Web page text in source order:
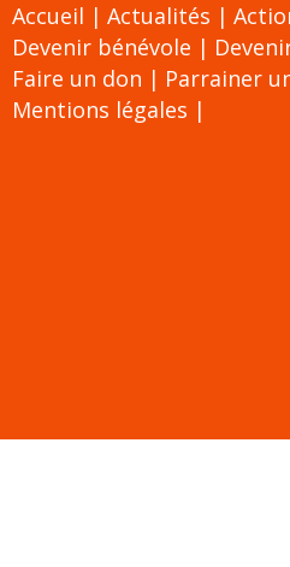
Accueil Actualités
Devenir bénévole
Faire un don
Parrainer
Mentions légales